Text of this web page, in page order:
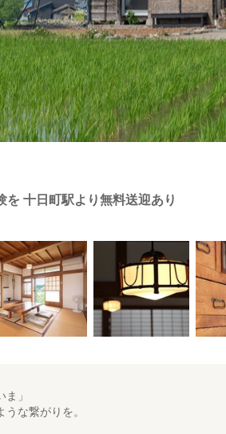
を 十日町駅より無料送迎あり
」
な繋がりを。